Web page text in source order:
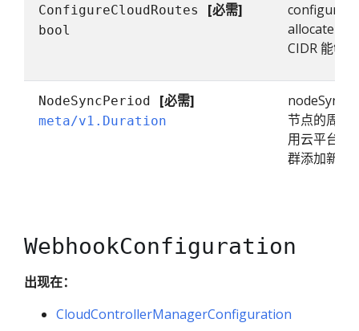
ConfigureCloudRoutes [必需]
bool
CIDR 能够
NodeSyncPeriod [必需]
meta/v1.Duration
节点的周期
用云平台的
群添加新节
WebhookConfiguration
出现在：
CloudControllerManagerConfiguration